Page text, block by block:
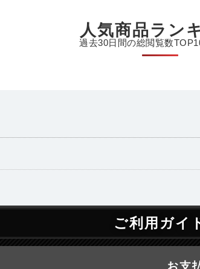
人気商品ラン
過去30日間の総閲覧数
ご利用ガイ